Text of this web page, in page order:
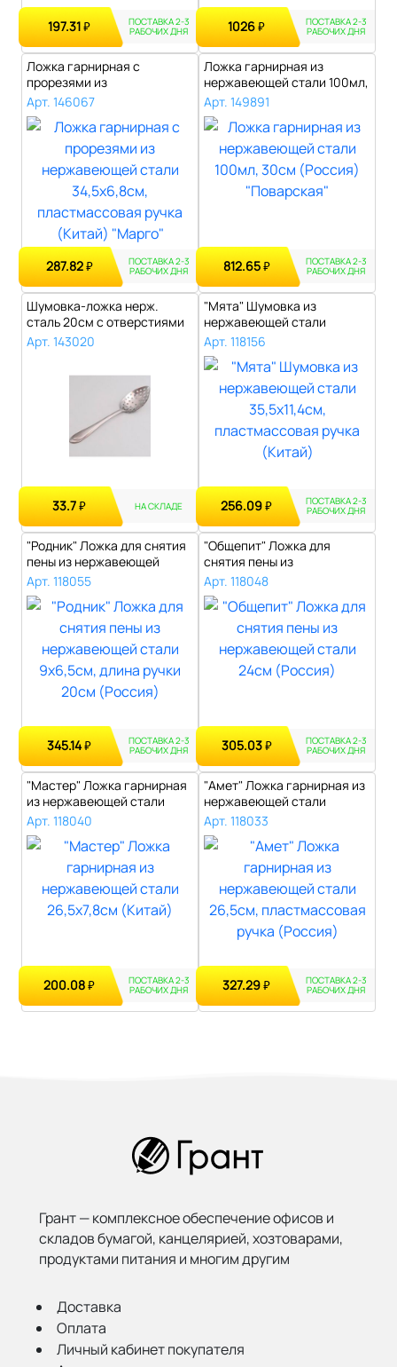
197.31₽ ПОСТАВКА 2-3
РАБОЧИХ ДНЯ 1026₽ ПОСТАВКА 2-3
РАБОЧИХ ДНЯ
Ложка гарнирная с
прорезями из
нержавеющей стали
34,5х6..
Арт. 146067
287.82₽ ПОСТАВКА 2-3
РАБОЧИХ ДНЯ
Ложка гарнирная из
нержавеющей стали 100мл,
30см (Росси..
Арт. 149891
812.65₽ ПОСТАВКА 2-3
РАБОЧИХ ДНЯ
Шумовка-ложка нерж.
сталь 20см с отверстиями
для снятия..
Арт. 143020
33.7₽ НА СКЛАДЕ
"Мята" Шумовка из
нержавеющей стали
35,5х11,4см, пластм..
Арт. 118156
256.09₽ ПОСТАВКА 2-3
РАБОЧИХ ДНЯ
"Родник" Ложка для снятия
пены из нержавеющей
стали 9х6..
Арт. 118055
345.14₽ ПОСТАВКА 2-3
РАБОЧИХ ДНЯ
"Общепит" Ложка для
снятия пены из
нержавеющей стали 24..
Арт. 118048
305.03₽ ПОСТАВКА 2-3
РАБОЧИХ ДНЯ
"Мастер" Ложка гарнирная
из нержавеющей стали
26,5х7,8с..
Арт. 118040
200.08₽ ПОСТАВКА 2-3
РАБОЧИХ ДНЯ
"Амет" Ложка гарнирная из
нержавеющей стали
26,5см, пла..
Арт. 118033
327.29₽ ПОСТАВКА 2-3
РАБОЧИХ ДНЯ
Грант — комплексное обеспечение офисов и
складов бумагой, канцелярией, хозтоварами,
продуктами питания и многим другим
Доставка
Оплата
Личный кабинет покупателя